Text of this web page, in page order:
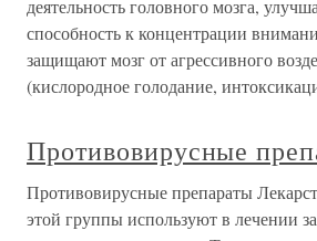
деятельность головного мозга,
способность к концентрации
защищают мозг от агрессивного
(кислородное голодание,
Противовирусные
Противовирусные препараты
этой группы используют в лечении